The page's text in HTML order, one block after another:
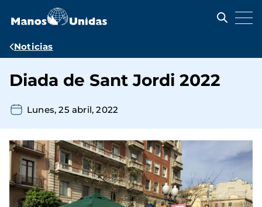
contenido
Ruta
navegación
Noticias
Diada de Sant Jordi 2022
Lunes, 25 abril, 2022